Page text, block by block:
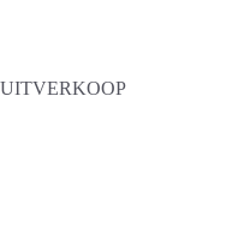
UITVERKOOP